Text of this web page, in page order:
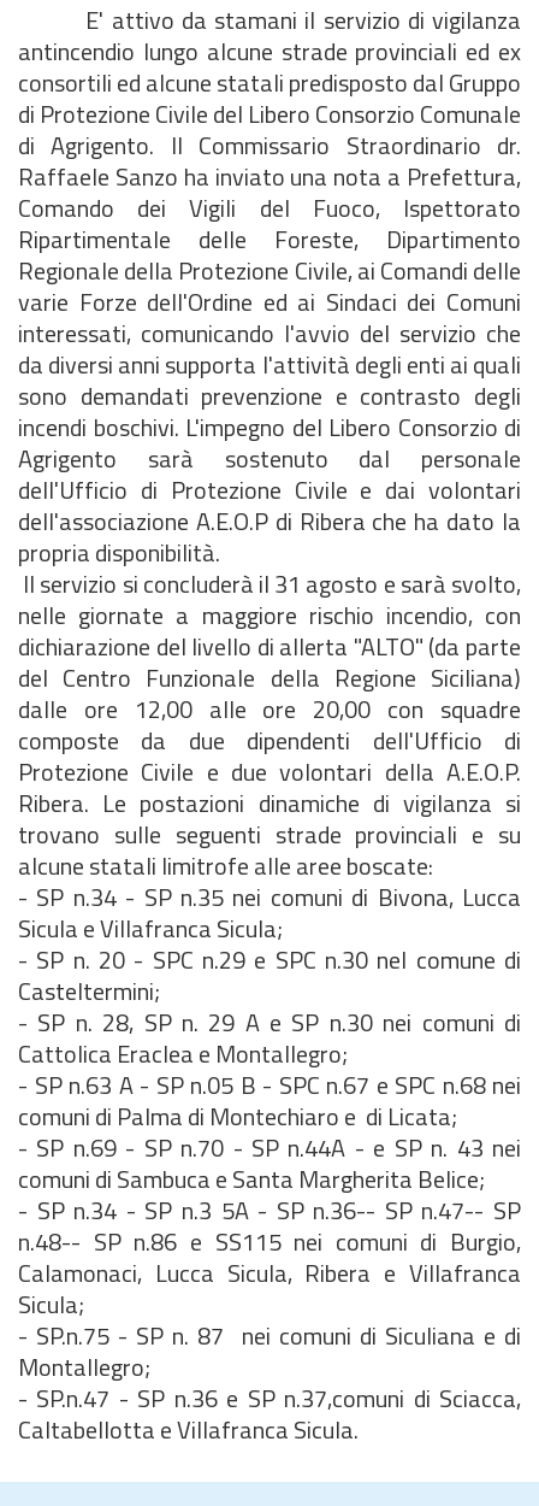
E' attivo da stamani il servizio di vigilanza
antincendio lungo alcune strade provinciali ed ex
consortili ed alcune statali predisposto dal Gruppo
di Protezione Civile del Libero Consorzio Comunale
di Agrigento. Il Commissario Straordinario dr.
Raffaele Sanzo ha inviato una nota a Prefettura,
Comando dei Vigili del Fuoco, Ispettorato
Ripartimentale delle Foreste, Dipartimento
Regionale della Protezione Civile, ai Comandi delle
varie Forze dell'Ordine ed ai Sindaci dei Comuni
interessati, comunicando l'avvio del servizio che
da diversi anni supporta l'attività degli enti ai quali
sono demandati prevenzione e contrasto degli
incendi boschivi. L'impegno del Libero Consorzio di
Agrigento sarà sostenuto dal personale
dell'Ufficio di Protezione Civile e dai volontari
dell'associazione A.E.O.P di Ribera che ha dato la
propria disponibilità.
Il servizio si concluderà il 31 agosto e sarà svolto,
nelle giornate a maggiore rischio incendio, con
dichiarazione del livello di allerta "ALTO" (da parte
del Centro Funzionale della Regione Siciliana)
dalle ore 12,00 alle ore 20,00 con squadre
composte da due dipendenti dell'Ufficio di
Protezione Civile e due volontari della A.E.O.P.
Ribera. Le postazioni dinamiche di vigilanza si
trovano sulle seguenti strade provinciali e su
alcune statali limitrofe alle aree boscate:
- SP n.34 - SP n.35 nei comuni di Bivona, Lucca
Sicula e Villafranca Sicula;
- SP n. 20 - SPC n.29 e SPC n.30 nel comune di
Casteltermini;
- SP n. 28, SP n. 29 A e SP n.30 nei comuni di
Cattolica Eraclea e Montallegro;
- SP n.63 A - SP n.05 B - SPC n.67 e SPC n.68 nei
comuni di Palma di Montechiaro e di Licata;
- SP n.69 - SP n.70 - SP n.44A - e SP n. 43 nei
comuni di Sambuca e Santa Margherita Belice;
- SP n.34 - SP n.3 5A - SP n.36-- SP n.47-- SP
n.48-- SP n.86 e SS115 nei comuni di Burgio,
Calamonaci, Lucca Sicula, Ribera e Villafranca
Sicula;
- SP.n.75 - SP n. 87 nei comuni di Siculiana e di
Montallegro;
- SP.n.47 - SP n.36 e SP n.37,comuni di Sciacca,
Caltabellotta e Villafranca Sicula.